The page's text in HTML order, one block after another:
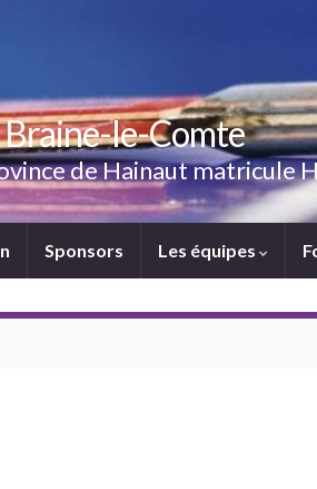
Braine-le-Comte
de Hainaut matricule
Sponsors Les équipes